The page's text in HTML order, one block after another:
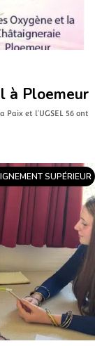
à Ploemeur
et l’UGSEL 56 ont
SUPÉRIEUR